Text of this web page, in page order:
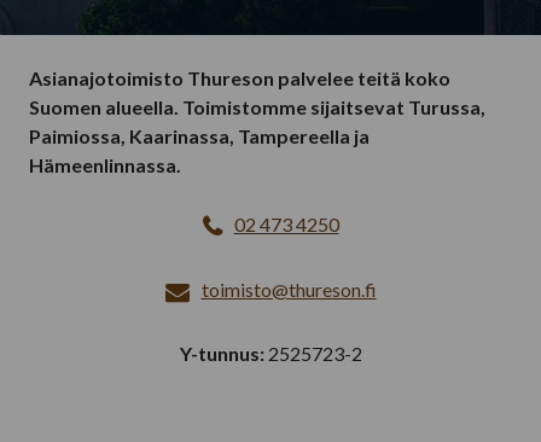
Asianajotoimisto Thureson palvelee teitä koko
Suomen alueella. Toimistomme sijaitsevat Turussa,
Paimiossa, Kaarinassa, Tampereella ja
Hämeenlinnassa.
02 473 4250
toimisto@thureson.fi
Y-tunnus:2525723-2